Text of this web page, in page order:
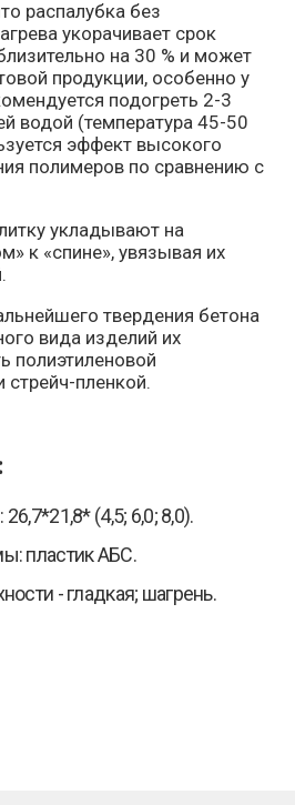
распалубка без
укорачивает срок
на 30 % и может
продукции, особенно у
подогреть 2-3
водой (температура 45-50
эффект высокого
полимеров по сравнению с
укладывают на
к «спине», увязывая их
твердения бетона
вида изделий их
полиэтиленовой
стрейч-пленкой.
(4,5; 6,0; 8,0).
пластик АБС.
- гладкая; шагрень.